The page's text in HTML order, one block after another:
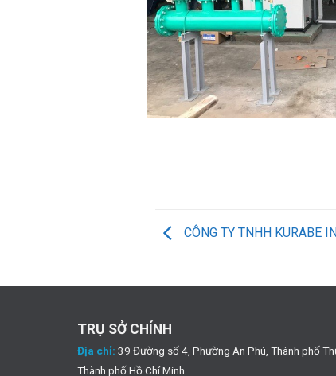
CÔNG TY TNHH KURABE
TRỤ SỞ CHÍNH
Địa chỉ: 39 Đường số 4, Phường An Phú, Thành phố
Thành phố Hồ Chí Minh